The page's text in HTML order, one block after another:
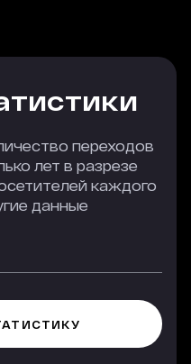
переходов
лет в разрезе
каждого
данные